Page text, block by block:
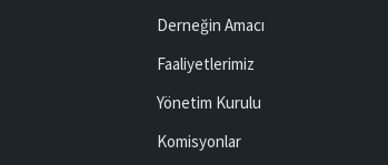
Derneğin Amacı
Faaliyetlerimiz
Yönetim Kurulu
Komisyonlar